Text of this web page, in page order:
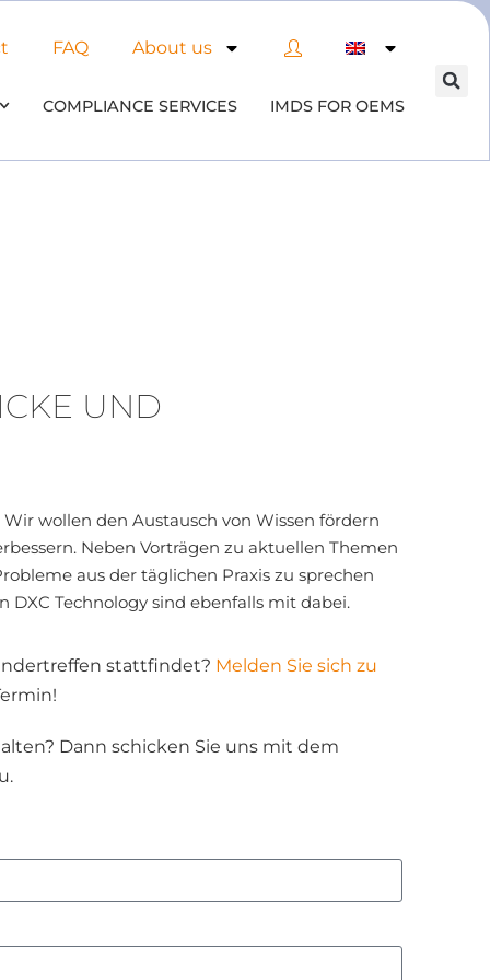
FAQ About us
COMPLIANCE SERVICES IMDS FOR OEMS
UND
wollen den Austausch von Wissen fördern
Neben Vorträgen zu aktuellen Themen
aus der täglichen Praxis zu sprechen
Technology sind ebenfalls mit dabei.
stattfindet? Melden Sie sich zu
Dann schicken Sie uns mit dem